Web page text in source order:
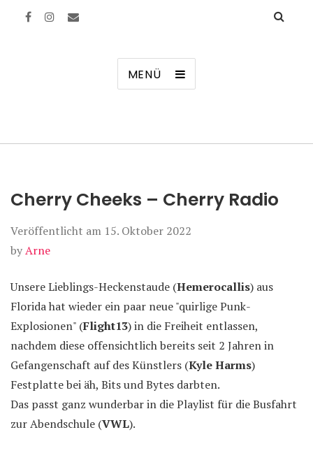
MENÜ
Cherry Cheeks – Cherry Radio
Veröffentlicht am 15. Oktober 2022
byArne
Unsere Lieblings-Heckenstaude (Hemerocallis) aus
Florida hat wieder ein paar neue "quirlige Punk-
Explosionen" (Flight13) in die Freiheit entlassen,
nachdem diese offensichtlich bereits seit 2 Jahren in
Gefangenschaft auf des Künstlers (Kyle Harms)
Festplatte bei äh, Bits und Bytes darbten.
Das passt ganz wunderbar in die Playlist für die Busfahrt
zur Abendschule (VWL).